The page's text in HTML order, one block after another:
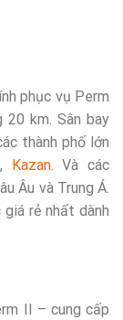
phục vụ Perm
20 km. Sân bay
thành phố lớn
Kazan. Và các
Âu và Trung Á.
rẻ nhất dành
II – cung cấp